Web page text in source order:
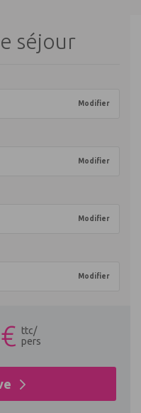
séjour
Modifier
Modifier
Modifier
Modifier
€ ttc/
pers